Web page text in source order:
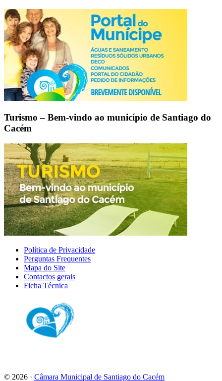
Turismo – Bem-vindo ao município de Santiago do
Cacém
FooterPolítica de Privacidade
Perguntas Frequentes
Mapa do Site
Contactos gerais
Ficha Técnica
© 2026 · Câmara Municipal de Santiago do Cacém